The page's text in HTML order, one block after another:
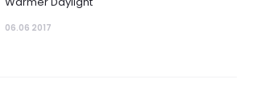
06.06 2017